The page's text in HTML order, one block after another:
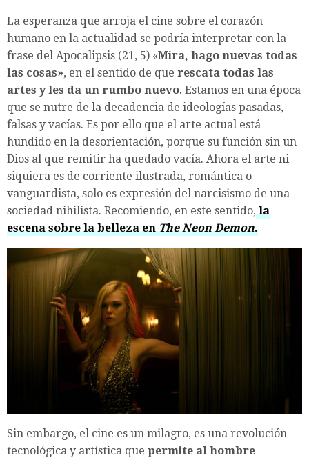
La esperanza que arroja el cine sobre el corazón
humano en la actualidad se podría interpretar con la
frase del Apocalipsis (21, 5) «Mira, hago nuevas todas
las cosas», en el sentido de que rescata todas las
artes y les da un rumbo nuevo. Estamos en una época
que se nutre de la decadencia de ideologías pasadas,
falsas y vacías. Es por ello que el arte actual está
hundido en la desorientación, porque su función sin un
Dios al que remitir ha quedado vacía. Ahora el arte ni
siquiera es de corriente ilustrada, romántica o
vanguardista, solo es expresión del narcisismo de una
sociedad nihilista. Recomiendo, en este sentido, la
escena sobre la belleza en The Neon Demon.
Sin embargo, el cine es un milagro, es una revolución
tecnológica y artística que permite al hombre